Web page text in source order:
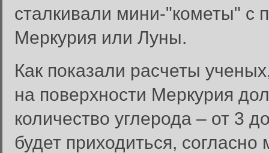
сталкивали мини-"кометы" с
Меркурия или Луны.
Как показали расчеты
на поверхности Меркурия
количество углерода – от 3
будет приходиться,